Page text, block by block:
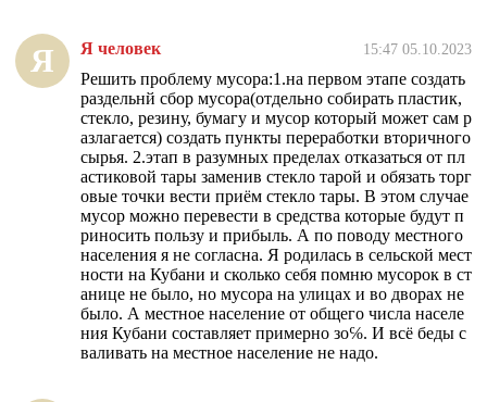
Я Я человек 15:47 05.10.2023
Решить проблему мусора:1.на первом этапе создать
раздельнй сбор мусора(отдельно собирать пластик,
стекло, резину, бумагу и мусор который может сам р
азлагается) создать пункты переработки вторичного
сырья. 2.этап в разумных пределах отказаться от пл
астиковой тары заменив стекло тарой и обязать торг
овые точки вести приём стекло тары. В этом случае
мусор можно перевести в средства которые будут п
риносить пользу и прибыль. А по поводу местного
населения я не согласна. Я родилась в сельской мест
ности на Кубани и сколько себя помню мусорок в ст
анице не было, но мусора на улицах и во дворах не
было. А местное население от общего числа населе
ния Кубани составляет примерно зо℅. И всё беды с
валивать на местное население не надо.